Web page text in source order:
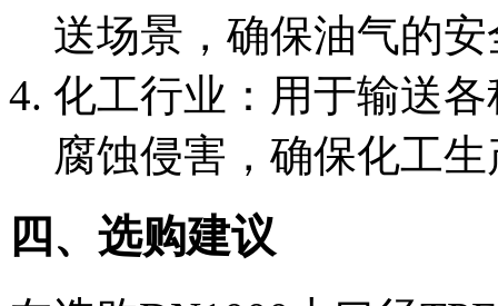
送场景，确保油气的
化工行业‌：用于输送
腐蚀侵害，确保化工
四、选购建议